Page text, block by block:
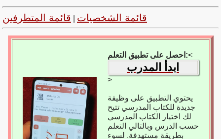
قائمة الشخصيات قائمة المتطرفين
احصل على تطبيق التعلم:<
ابدأ المدرب
>
يحتوي التطبيق على وظيفة
جديدة للكتاب المدرسي تتيح
لك اختيار الكتاب المدرسي
حسب الدرس وبالتالي التعلم
بطريقة مستهدفة. لسوء